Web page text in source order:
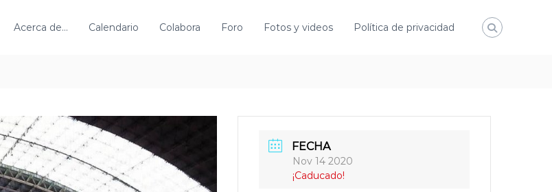
Acerca de… Calendario Colabora Foro Fotos y videos Política de privacidad
FECHA
Nov 14 2020
¡Caducado!